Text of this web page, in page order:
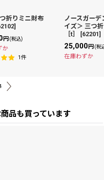
折りミニ財布
]
円 (税込)
か
1件
ノースガーデ
イズ＞ 三つ
［t］
[62201]
25,000円 (税
在庫わずか
品も買っています